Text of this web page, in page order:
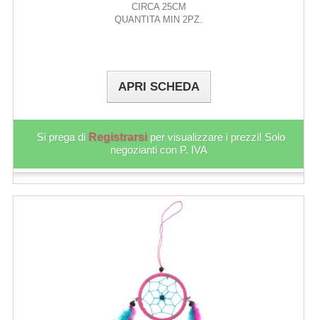
CIRCA 25CM
QUANTITA MIN 2PZ.
APRI SCHEDA
Si prega di Registrarsi per visualizzare i prezzi! Solo
negozianti con P. IVA